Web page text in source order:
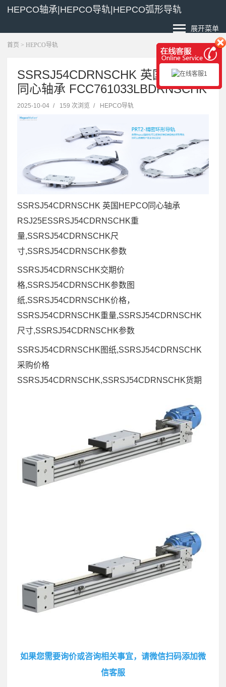
HEPCO轴承|HEPCO导轨|HEPCO弧形导轨
展开菜单
首页 > HEPCO导轨
SSRSJ54CDRNSCHK 英国HEPCO
同心轴承 FCC761033LBDRNSCHK
2025-10-04 / 159 次浏览 / HEPCO导轨
SSRSJ54CDRNSCHK 英国HEPCO同心轴承
RSJ25ESSRSJ54CDRNSCHK重
量,SSRSJ54CDRNSCHK尺
寸,SSRSJ54CDRNSCHK参数
SSRSJ54CDRNSCHK交期价
格,SSRSJ54CDRNSCHK参数图
纸,SSRSJ54CDRNSCHK价格，
SSRSJ54CDRNSCHK重量,SSRSJ54CDRNSCHK
尺寸,SSRSJ54CDRNSCHK参数
SSRSJ54CDRNSCHK图纸,SSRSJ54CDRNSCHK
采购价格
SSRSJ54CDRNSCHK,SSRSJ54CDRNSCHK货期
如果您需要询价或咨询相关事宜，请微信扫码添加微
信客服